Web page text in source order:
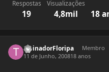
Respostas
19
Visualizações
4,8mil 18
TreinadorFloripa
Membro
11 de Junho, 200818 anos